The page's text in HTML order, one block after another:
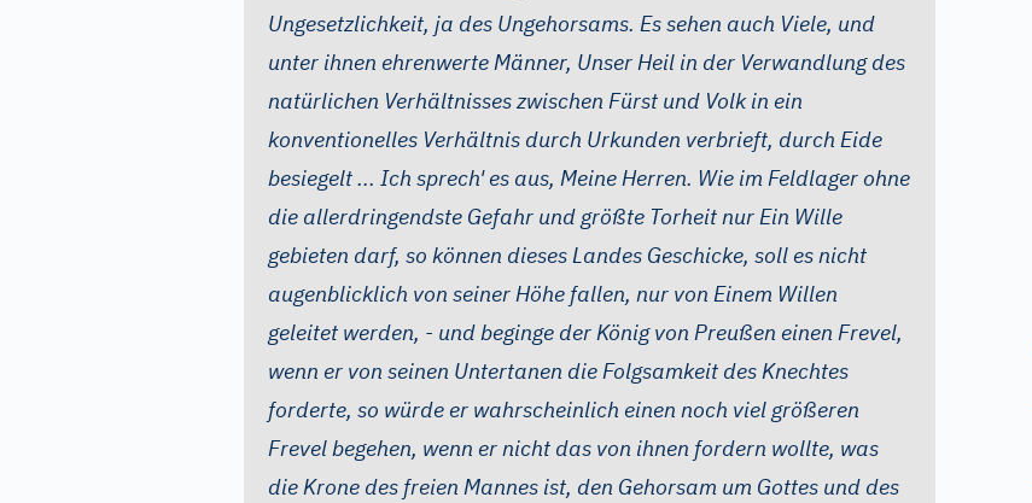
Ungesetzlichkeit, ja des Ungehorsams. Es sehen auch Viele, und
unter ihnen ehrenwerte Männer, Unser Heil in der Verwandlung des
natürlichen Verhältnisses zwischen Fürst und Volk in ein
konventionelles Verhältnis durch Urkunden verbrieft, durch Eide
besiegelt ... Ich sprech' es aus, Meine Herren. Wie im Feldlager ohne
die allerdringendste Gefahr und größte Torheit nur Ein Wille
gebieten darf, so können dieses Landes Geschicke, soll es nicht
augenblicklich von seiner Höhe fallen, nur von Einem Willen
geleitet werden, - und beginge der König von Preußen einen Frevel,
wenn er von seinen Untertanen die Folgsamkeit des Knechtes
forderte, so würde er wahrscheinlich einen noch viel größeren
Frevel begehen, wenn er nicht das von ihnen fordern wollte, was
die Krone des freien Mannes ist, den Gehorsam um Gottes und des